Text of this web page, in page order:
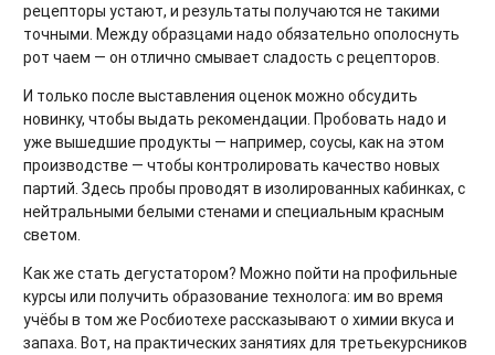
рецепторы устают, и результаты получаются не такими
точными. Между образцами надо обязательно ополоснуть
рот чаем — он отлично смывает сладость с рецепторов.
И только после выставления оценок можно обсудить
новинку, чтобы выдать рекомендации. Пробовать надо и
уже вышедшие продукты — например, соусы, как на этом
производстве — чтобы контролировать качество новых
партий. Здесь пробы проводят в изолированных кабинках, с
нейтральными белыми стенами и специальным красным
светом.
Как же стать дегустатором? Можно пойти на профильные
курсы или получить образование технолога: им во время
учёбы в том же Росбиотехе рассказывают о химии вкуса и
запаха. Вот, на практических занятиях для третьекурсников